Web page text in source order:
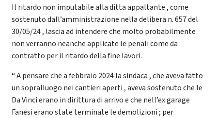
Il ritardo non imputabile alla ditta appaltante , come
sostenuto dall’amministrazione nella delibera n. 657 del
30/05/24 , lascia ad intendere che molto probabilmente
non verranno neanche applicate le penali come da
contratto per il ritardo della fine lavori.
“ A pensare che a febbraio 2024 la sindaca , che aveva fatto
un sopralluogo nei cantieri aperti , aveva sostenuto che le
Da Vinci erano in dirittura di arrivo e che nell’ex garage
Fanesi erano state terminate le demolizioni ; per